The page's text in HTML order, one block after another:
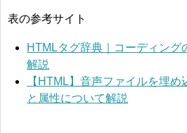
表の参考サイト
HTMLタグ辞典｜コーディング
解説
【HTML】音声ファイルを埋
と属性について解説